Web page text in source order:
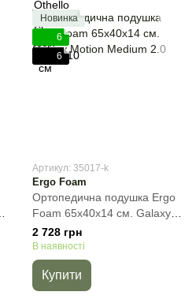
Новинка
6
6
Артикул: 35017-k
Ergo Foam
Ортопедична подушка Ergo
Foam 65x40x14 см. Galaxy
Motion Medium 2.0, Білий,
65x40x14 см
2 728 грн
В наявності
Купити